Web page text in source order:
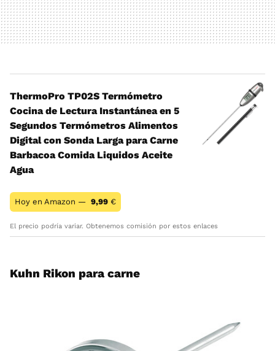
ThermoPro TP02S Termómetro
Cocina de Lectura Instantánea en 5
Segundos Termómetros Alimentos
Digital con Sonda Larga para Carne
Barbacoa Comida Liquidos Aceite
Agua
Hoy en Amazon — 9,99 €
El precio podría variar. Obtenemos comisión por estos enlaces
Kuhn Rikon para carne